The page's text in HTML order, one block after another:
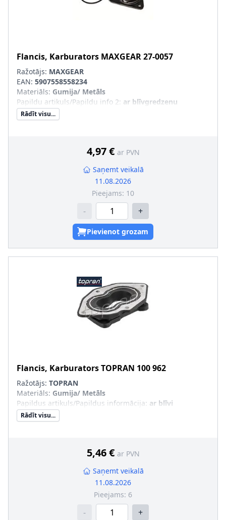
Flancis, Karburators MAXGEAR27-0057
Ražotājs: MAXGEAR
EAN: 5907558558234
Materiāls: Gumija/ Metāls
Papildu artikuls/Papildu info 2: ar blīvgredzenu
Rādīt visu...
4,97 € ar PVN
Saņemt veikalā
11.08.2026
Pieejams: 10
- +
Pievienot grozam
Flancis, KarburatorsTOPRAN 100 962
Ražotājs: TOPRAN
Materiāls: Gumija/ Metāls
Papildus artikuls/Papildus informācija: ar blīvi
Rādīt visu...
5,46 € ar PVN
Saņemt veikalā
11.08.2026
Pieejams: 6
- +